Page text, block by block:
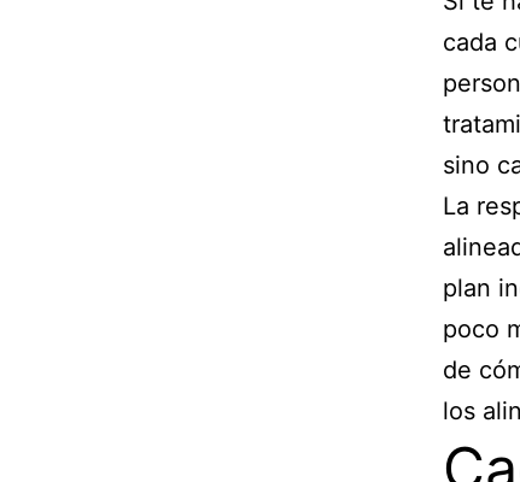
cada
sino
La
plan
poco
de
los